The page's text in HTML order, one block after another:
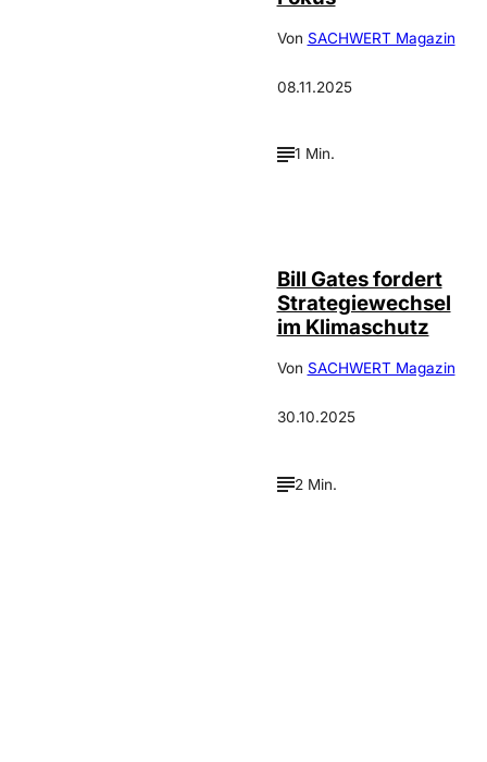
Von SACHWERT Magazin
08.11.2025
1 Min.
Bill Gates fordert
Strategiewechsel
im Klimaschutz
Von SACHWERT Magazin
30.10.2025
2 Min.